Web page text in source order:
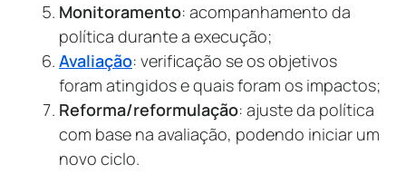
Monitoramento: acompanhamento da
política durante a execução;
Avaliação: verificação se os objetivos
foram atingidos e quais foram os impactos;
Reforma/reformulação: ajuste da política
com base na avaliação, podendo iniciar um
novo ciclo.